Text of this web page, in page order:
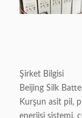
Şirket Bilgisi
Beijing Silk
Kurşun asit pil,